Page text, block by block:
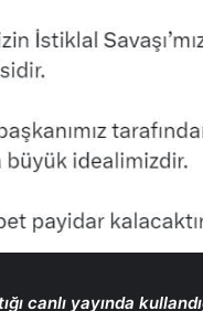
canlı yayında